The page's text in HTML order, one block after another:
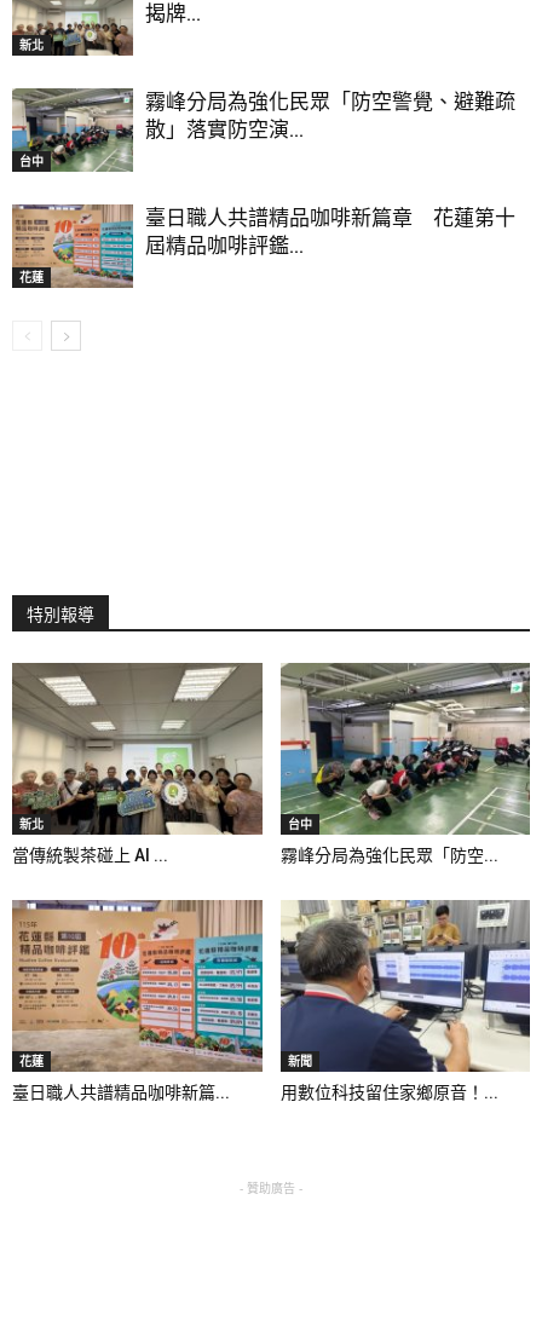
新北
揭牌...
台中
霧峰分局為強化民眾「防空警覺、避難疏
散」落實防空演...
花蓮
臺日職人共譜精品咖啡新篇章 花蓮第十
屆精品咖啡評鑑...
特別報導
新北
當傳統製茶碰上 AI ...
台中
霧峰分局為強化民眾「防空...
花蓮
臺日職人共譜精品咖啡新篇...
新聞
用數位科技留住家鄉原音！...
- 贊助廣告 -